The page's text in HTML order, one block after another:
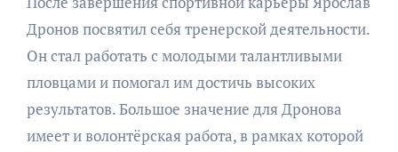
Дронов посвятил себя тренерской деятельности.
Он стал работать с молодыми талантливыми
пловцами и помогал им достичь высоких
результатов. Большое значение для Дронова
имеет и волонтёрская работа, в рамках которой